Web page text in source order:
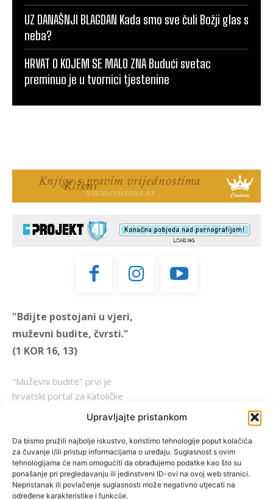
Upravljajte pristankom
Da bismo pružili najbolje iskustvo, koristimo tehnologije poput kolačića
za čuvanje i/ili pristup informacijama o uređaju. Suglasnost s ovim
tehnologijama će nam omogućiti da obrađujemo podatke kao što su
ponašanje pri pregledavanju ili jedinstveni ID-ovi na ovoj web stranici.
Nepristanak ili povlačenje suglasnosti može negativno utjecati na
određene karakteristike i funkcije.
UZ DANAŠNJI BLAGDAN Kada smo sve čuli Božji glas s
neba?
HRVAT O KOJEM SE MALO ZNA Budući svetac
preminuo je u tvornici tjestenine
"Bdijte postojani u vjeri,
muževni budite, čvrsti."
(1 KOR 16, 13)
"Muževni budite" prvi je
hrvatski portal za katoličke
muškarce koji pokušava
reafirmirati u današnje
vrijeme itekako narušen
biblijski koncept muževnosti,
koji pokušavamo osvijetliti iz
više aspekata, prigodnih